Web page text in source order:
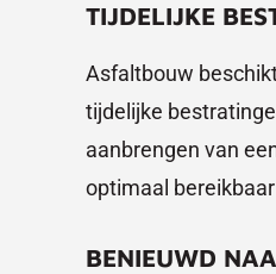
TIJDELIJKE
Asfaltbouw
tijdelijke
aanbrengen van
optimaal
BENIEUWD